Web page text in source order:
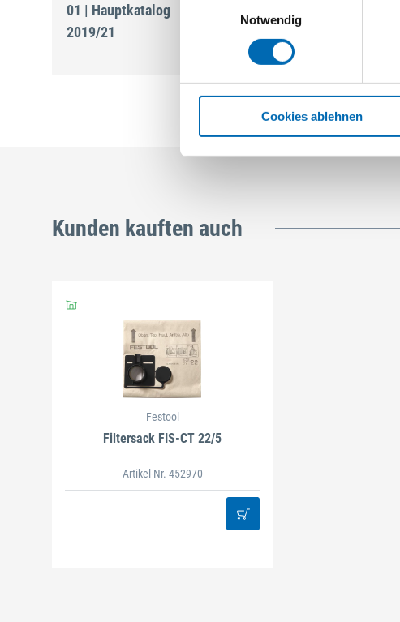
Notwendig
Cookies ablehnen
01 | Hauptkatalog
2019/21
Kunden kauften auch
Festool
Filtersack FIS-CT 22/5
Artikel-Nr. 452970